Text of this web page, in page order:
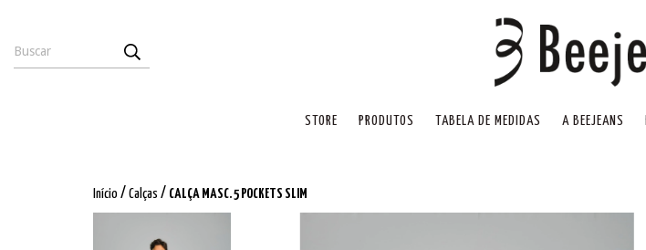
STORE PRODUTOS TABELA DE MEDIDAS A BEEJEANS
Início / Calças / CALÇA MASC. 5 POCKETS SLIM